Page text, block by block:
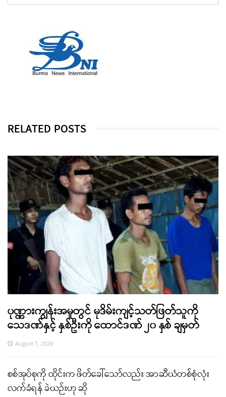
RELATED POSTS
ပုဏ္ဏားကျွန်းအမှုတွင် မုဒိမ်းကျင့်သတ်ဖြတ်သူကို
သေဒဏ်နှင့် နှစ်ဦးကို ထောင်ဒဏ် ၂၀ နှစ် ချမှတ်
August 7, 2026
စစ်အုပ်စုကို ထိုင်းက ဖိတ်ခေါ်သော်လည်း အာဆီယံတစ်စုံလုံး
လက်ခံရန် ခဲယဉ်းဟု ဆို